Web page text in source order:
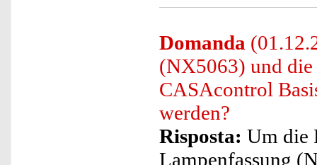
Domanda
(NX5063) und
CASAcontrol
werden?
Risposta: Um die
Lampenfassung